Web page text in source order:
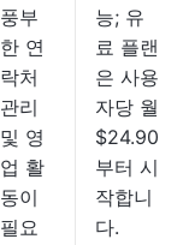
풍부
한 연
락처
관리
및 영
업 활
동이
필요
능; 유
료 플랜
은 사용
자당 월
$24.90
부터 시
작합니
다.